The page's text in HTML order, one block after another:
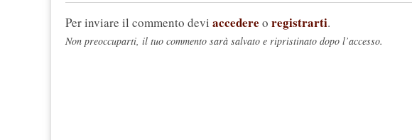
Per inviare il commento devi accedere o registrarti.
Non preoccuparti, il tuo commento sarà salvato e ripristinato dopo l’accesso.